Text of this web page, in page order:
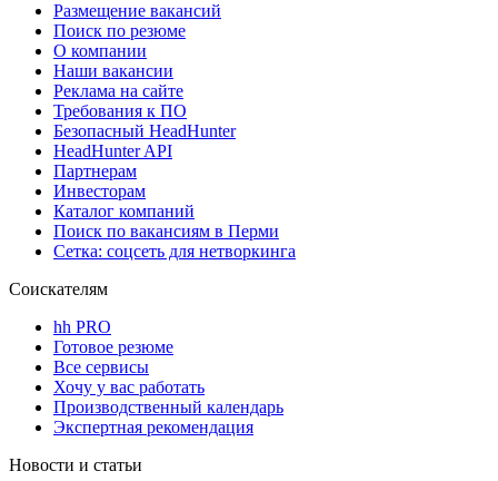
Размещение вакансий
Поиск по резюме
О компании
Наши вакансии
Реклама на сайте
Требования к ПО
Безопасный HeadHunter
HeadHunter API
Партнерам
Инвесторам
Каталог компаний
Поиск по вакансиям в Перми
Сетка: соцсеть для нетворкинга
Соискателям
hh PRO
Готовое резюме
Все сервисы
Хочу у вас работать
Производственный календарь
Экспертная рекомендация
Новости и статьи